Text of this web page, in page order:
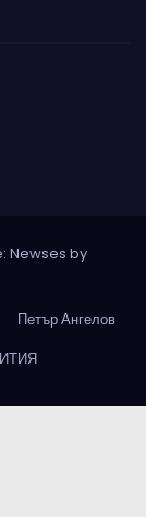
Newses by
Петър Ангелов